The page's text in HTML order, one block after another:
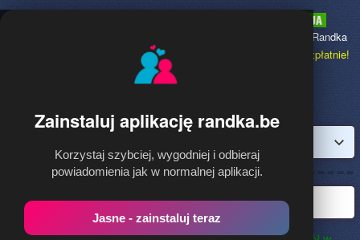
Zainstaluj aplikację randka.be
Korzystaj szybciej, wygodniej i odbieraj
powiadomienia jak w normalnej aplikacji.
Jasne - zainstaluj teraz
to najpopularniejsza Randka
dla Polaków w Belgii,
dołącz bezpłatnie!
Najlepsza randka w Belgii